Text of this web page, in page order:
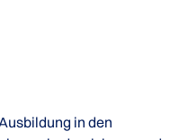
in den